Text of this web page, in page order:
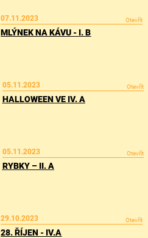
07.11.2023 Otevřít
MLÝNEK NA KÁVU - I. B
05.11.2023 Otevřít
HALLOWEEN VE IV. A
05.11.2023 Otevřít
RYBKY – II. A
29.10.2023 Otevřít
28. ŘÍJEN - IV.A